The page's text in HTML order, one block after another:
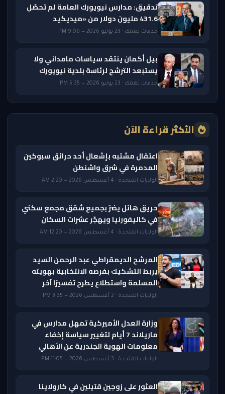
تدقيق: مدارس نيويورك العامة لم تحصّل
431.6 مليون دولار من «ميديكيد
خدمات تهمك · 23 يوليو 2026 — 9:06 PM
بيل أكمان ينتقد سياسات مامداني ولا
يستبعد الترشح لرئاسة بلدية نيويورك
خدمات تهمك · 23 يوليو 2026 — 5:35 PM
الأكثر قراءة الآن
اعتقال مشتبه بإشعال أحد حرائق سبوكين
المدمرة في شرق واشنطن
الولايات المتحدة · 4 أغسطس 2026 — 2:20 AM
حريق هائل يضرّ بجميع شقق مجمع سكني
في كاليفورنيا ويهجّر عشرات السكان
الولايات المتحدة · 4 أغسطس 2026 — 12:20 AM
المرشح الديمقراطي عبد الرحمن السيد
يربط التشكيك بفرصه الانتخابية بهويته
المسلمة واستطلاع يطرح تفسيرًا آخر
الولايات المتحدة · 2 أغسطس 2026 — 3:35 PM
وزارة العدل الأميركية تمهل مدارس في
ماريلاند 7 أيام لتغيير سياسة إخفاء
معلومات الهوية الجندرية عن الأهالي
الولايات المتحدة · 3 أغسطس 2026 — 11:05 PM
العثور على زوجين قتيلين في كارولاينا